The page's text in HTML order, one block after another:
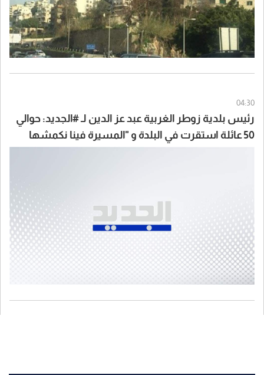
04:30
رئيس بلدية زوطر الغربية عبد عز الدين لـ #الجديد: حوالي
50 عائلة استقرت في البلدة و "المسيرة فينا نكمشها